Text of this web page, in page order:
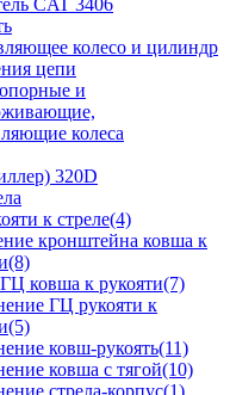
CAT 3406
колесо и цилиндр
цепи
и
колеса
320D
к стреле(4)
кронштейна ковша к
ковша к рукояти(7)
ГЦ рукояти к
ковш-рукоять(11)
ковша с тягой(10)
стрела-корпус(1)